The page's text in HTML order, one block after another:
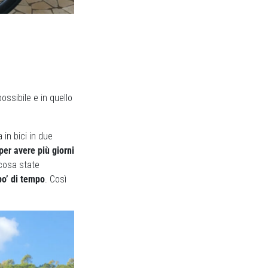
e in quello
in bici in due
avere più giorni
state
di tempo. Così